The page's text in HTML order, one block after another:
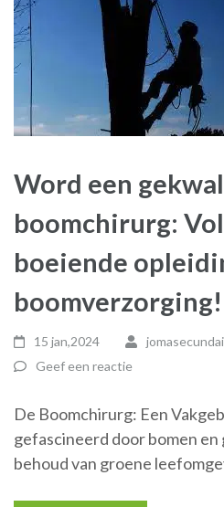
Word een
boomchirurg:
boeiende
boomverzorging!
15 jan,2024
Geef een reactie
De Boomchirurg: Een
gefascineerd door bomen
behoud van groene